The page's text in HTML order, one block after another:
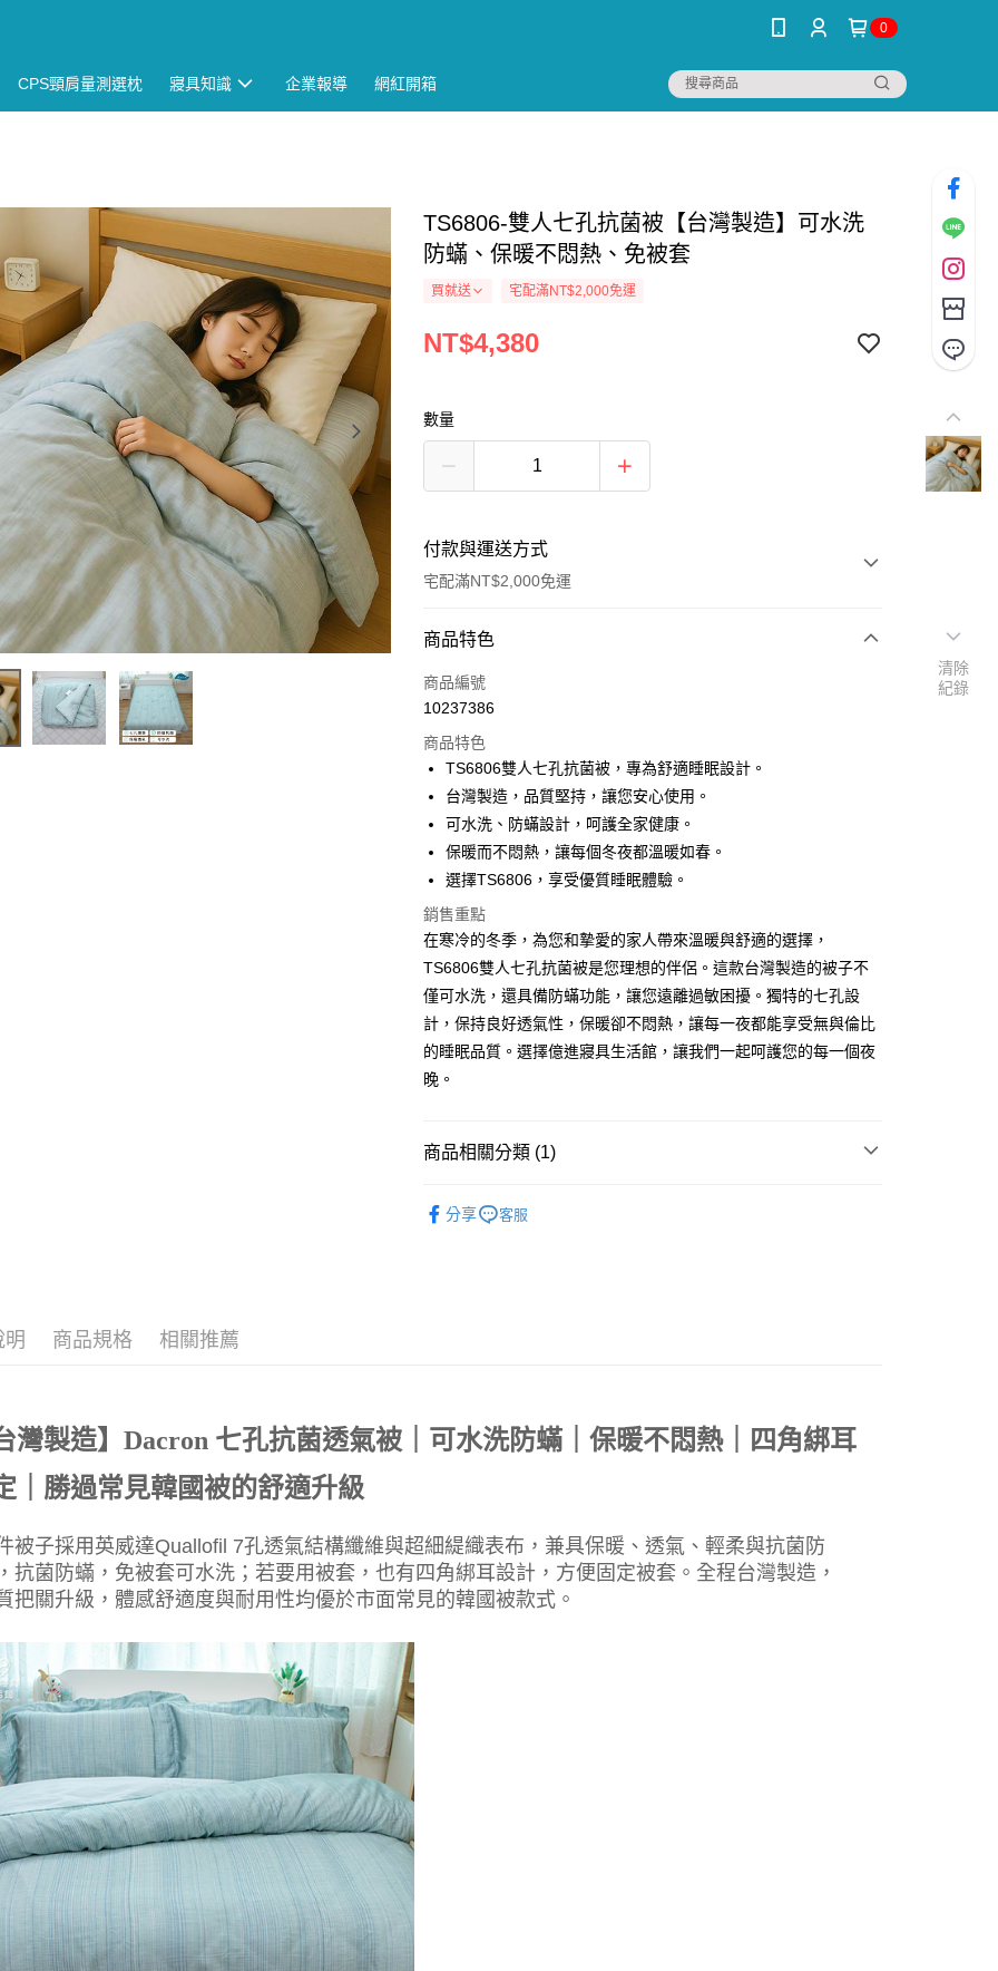
0
CPS頸肩量測選枕 寢具知識 企業報導 網紅開箱
TS6806-雙人七孔抗菌被【台灣製造】可水洗
防蟎、保暖不悶熱、免被套
買就送 宅配滿NT$2,000免運
NT$4,380
數量
付款與運送方式
宅配滿NT$2,000免運
付款方式
信用卡一次付款
3 期 0 利率 每期 NT$1,460
合作金庫商業銀行
第一商業銀行
華南商業銀行
彰化商業銀行
國泰世華商業銀行
兆豐國際商業銀行
臺灣中小企業銀行
台中商業銀行
匯豐（台灣）商業銀行
聯邦商業銀行
遠東國際商業銀行
玉山商業銀行
星展（台灣）商業銀行
台新國際商業銀行
中國信託商業銀行
台灣樂天信用卡公司
6 期 0 利率 每期NT$730
合作金庫商業銀行
第一商業銀行
華南商業銀行
彰化商業銀行
上海商業儲蓄銀行
臺灣中小企業銀行
匯豐（台灣）商業銀行
華泰商業銀行
聯邦商業銀行
遠東國際商業銀行
元大商業銀行
永豐商業銀行
台新國際商業銀行
中國信託商業銀行
台灣樂天信用卡公司
LINE Pay
Apple Pay
悠遊付
ATM付款
每筆NT$150，滿NT$2,000(含以上)免運費
每筆NT$150，滿NT$1,399(含以上)免運費
商品特色
商品編號
10237386
商品特色
TS6806雙人七孔抗菌被，專為舒適睡眠設計。
台灣製造，品質堅持，讓您安心使用。
可水洗、防蟎設計，呵護全家健康。
保暖而不悶熱，讓每個冬夜都溫暖如春。
選擇TS6806，享受優質睡眠體驗。
銷售重點
在寒冷的冬季，為您和摯愛的家人帶來溫暖與舒適的選擇，
TS6806雙人七孔抗菌被是您理想的伴侶。這款台灣製造的被子不
僅可水洗，還具備防蟎功能，讓您遠離過敏困擾。獨特的七孔設
計，保持良好透氣性，保暖卻不悶熱，讓每一夜都能享受無與倫比
的睡眠品質。選擇億進寢具生活館，讓我們一起呵護您的每一個夜
晚。
商品相關分類 (1)
分享
客服
明 商品規格 相關推薦
灣製造】Dacron 七孔抗菌透氣被｜可水洗防蟎｜保暖不悶熱｜四角綁耳
｜勝過常見韓國被的舒適升級
被子採用英威達Quallofil 7孔透氣結構纖維與超細緹織表布，兼具保暖、透氣、輕柔與抗菌防
抗菌防蟎，免被套可水洗；若要用被套，也有四角綁耳設計，方便固定被套。全程台灣製造，
把關升級，體感舒適度與耐用性均優於市面常見的韓國被款式。
清除
紀錄